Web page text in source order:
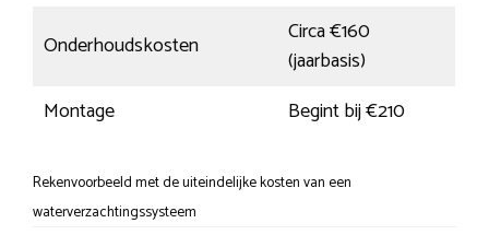
Onderhoudskosten
Circa €160
(jaarbasis)
Montage
Begint bij €210
Rekenvoorbeeld met de uiteindelijke kosten van een
waterverzachtingssysteem